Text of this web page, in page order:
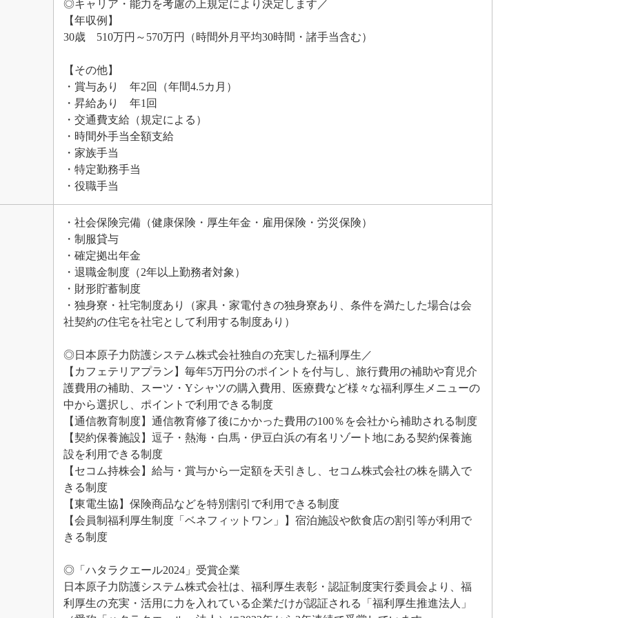
◎キャリア・能力を考慮の上規定により決定します／
【年収例】
30歳 510万円～570万円（時間外月平均30時間・諸手当含む）
【その他】
・賞与あり 年2回（年間4.5カ月）
・昇給あり 年1回
・交通費支給（規定による）
・時間外手当全額支給
・家族手当
・特定勤務手当
・役職手当
・社会保険完備（健康保険・厚生年金・雇用保険・労災保険）
・制服貸与
・確定拠出年金
・退職金制度（2年以上勤務者対象）
・財形貯蓄制度
・独身寮・社宅制度あり（家具・家電付きの独身寮あり、条件を満たした場合は会
社契約の住宅を社宅として利用する制度あり）
◎日本原子力防護システム株式会社独自の充実した福利厚生／
【カフェテリアプラン】毎年5万円分のポイントを付与し、旅行費用の補助や育児介
護費用の補助、スーツ・Yシャツの購入費用、医療費など様々な福利厚生メニューの
中から選択し、ポイントで利用できる制度
【通信教育制度】通信教育修了後にかかった費用の100％を会社から補助される制度
【契約保養施設】逗子・熱海・白馬・伊豆白浜の有名リゾート地にある契約保養施
設を利用できる制度
【セコム持株会】給与・賞与から一定額を天引きし、セコム株式会社の株を購入で
きる制度
【東電生協】保険商品などを特別割引で利用できる制度
【会員制福利厚生制度「ベネフィットワン」】宿泊施設や飲食店の割引等が利用で
きる制度
◎「ハタラクエール2024」受賞企業
日本原子力防護システム株式会社は、福利厚生表彰・認証制度実行委員会より、福
利厚生の充実・活用に力を入れている企業だけが認証される「福利厚生推進法人」